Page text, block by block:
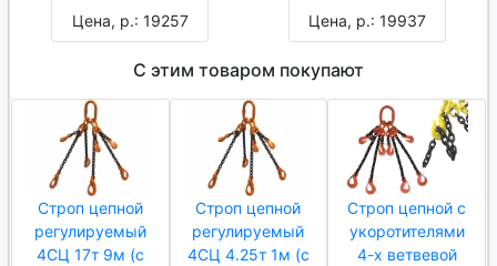
Цена, р.: 19257
Цена, р.: 19937
С этим товаром покупают
Строп цепной
регулируемый
4СЦ 17т 9м (с
Строп цепной
регулируемый
4СЦ 4.25т 1м (с
Строп цепной с
укоротителями
4-х ветвевой